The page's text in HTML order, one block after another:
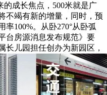
的成长焦点，500米就是广
不竭有新的增量，同时，预
100%。从卧270°从卧弧
台房源消息发布规范》要
长儿园担任创办为新园区，